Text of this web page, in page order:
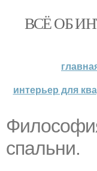
ВСЁ ОБ
интерьер для
спальни.